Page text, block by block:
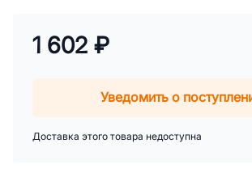
1 602 ₽
Уведомить о
Доставка этого товара недоступна